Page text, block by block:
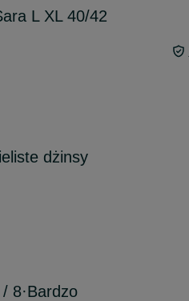
L XL 40/42
dżinsy
8·Bardzo